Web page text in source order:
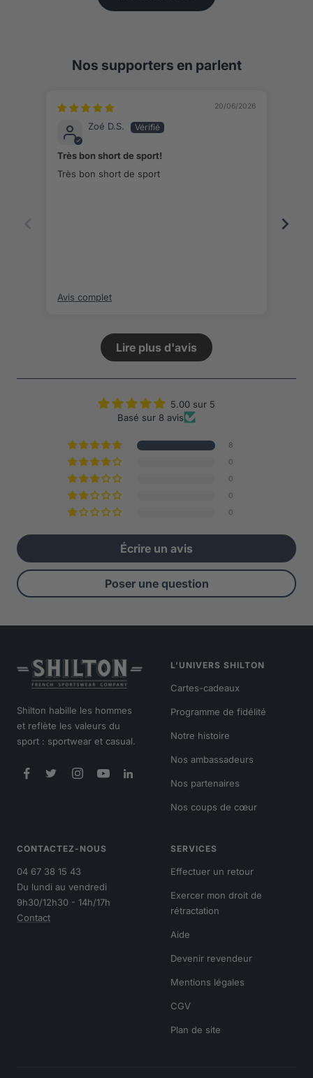
Nos supporters en parlent
20/06/2026
Zoé D.S.
Très bon short de sport!
Très bon short de sport
Avis complet
Lire plus d'avis
5.00 sur 5
Basé sur 8 avis
8
0
0
0
0
Écrire un avis
Poser une question
Shilton habille les hommes
et reflète les valeurs du
sport : sportwear et casual.
L’UNIVERS SHILTON
Cartes-cadeaux
Programme de fidélité
Notre histoire
Nos ambassadeurs
Nos partenaires
Nos coups de cœur
CONTACTEZ-NOUS
04 67 38 15 43
Du lundi au vendredi
9h30/12h30 - 14h/17h
Contact
SERVICES
Effectuer un retour
Exercer mon droit de
rétractation
Aide
Devenir revendeur
Mentions légales
CGV
Plan de site